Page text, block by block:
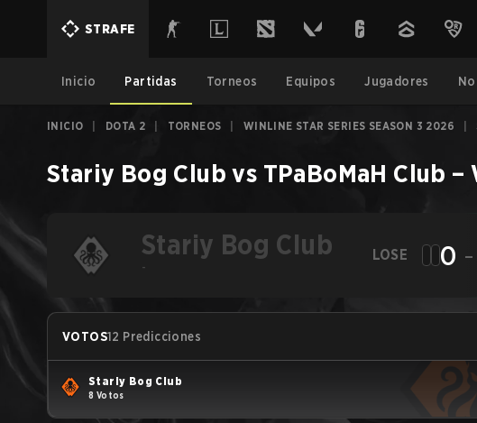
STRAFE
Inicio Partidas Torneos Equipos Jugadores
INICIO DOTA 2 TORNEOS WINLINE STAR SERIES SEASON 3 2026
Stariy Bog Club vs TPaBoMaH Club –
Stariy Bog Club
-
LOSE 0 -
VOTOS12 Predicciones
Stariy Bog Club
8 Votos